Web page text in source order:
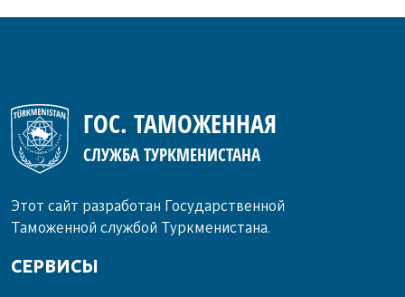
ГОС. ТАМОЖЕННАЯ
СЛУЖБА ТУРКМЕНИСТАНА
Этот сайт разработан Государственной
Таможенной службой Туркменистана.
СЕРВИСЫ